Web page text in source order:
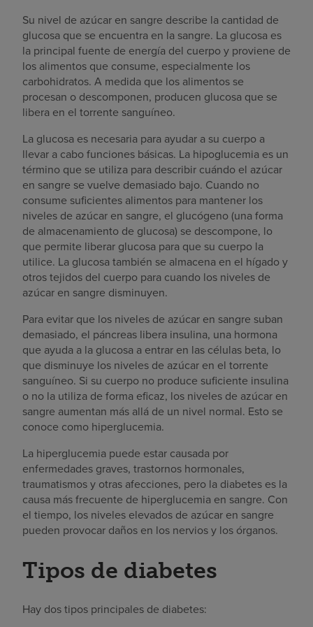
Su nivel de azúcar en sangre describe la cantidad de
glucosa que se encuentra en la sangre. La glucosa es
la principal fuente de energía del cuerpo y proviene de
los alimentos que consume, especialmente los
carbohidratos. A medida que los alimentos se
procesan o descomponen, producen glucosa que se
libera en el torrente sanguíneo.
La glucosa es necesaria para ayudar a su cuerpo a
llevar a cabo funciones básicas. La hipoglucemia es un
término que se utiliza para describir cuándo el azúcar
en sangre se vuelve demasiado bajo. Cuando no
consume suficientes alimentos para mantener los
niveles de azúcar en sangre, el glucógeno (una forma
de almacenamiento de glucosa) se descompone, lo
que permite liberar glucosa para que su cuerpo la
utilice. La glucosa también se almacena en el hígado y
otros tejidos del cuerpo para cuando los niveles de
azúcar en sangre disminuyen.
Para evitar que los niveles de azúcar en sangre suban
demasiado, el páncreas libera insulina, una hormona
que ayuda a la glucosa a entrar en las células beta, lo
que disminuye los niveles de azúcar en el torrente
sanguíneo. Si su cuerpo no produce suficiente insulina
o no la utiliza de forma eficaz, los niveles de azúcar en
sangre aumentan más allá de un nivel normal. Esto se
conoce como hiperglucemia.
La hiperglucemia puede estar causada por
enfermedades graves, trastornos hormonales,
traumatismos y otras afecciones, pero la diabetes es la
causa más frecuente de hiperglucemia en sangre. Con
el tiempo, los niveles elevados de azúcar en sangre
pueden provocar daños en los nervios y los órganos.
Tipos de diabetes
Hay dos tipos principales de diabetes: